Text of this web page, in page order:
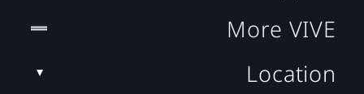
More VIVE
Location